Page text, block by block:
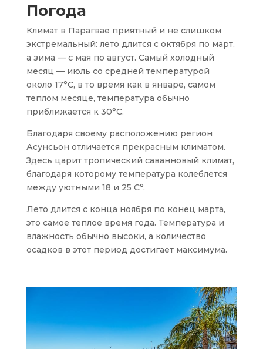
Погода
Климат в Парагвае приятный и не слишком
экстремальный: лето длится с октября по март,
а зима — с мая по август. Самый холодный
месяц — июль со средней температурой
около 17°C, в то время как в январе, самом
теплом месяце, температура обычно
приближается к 30°C.
Благодаря своему расположению регион
Асунсьон отличается прекрасным климатом.
Здесь царит тропический саванновый климат,
благодаря которому температура колеблется
между уютными 18 и 25 C°.
Лето длится с конца ноября по конец марта,
это самое теплое время года. Температура и
влажность обычно высоки, а количество
осадков в этот период достигает максимума.